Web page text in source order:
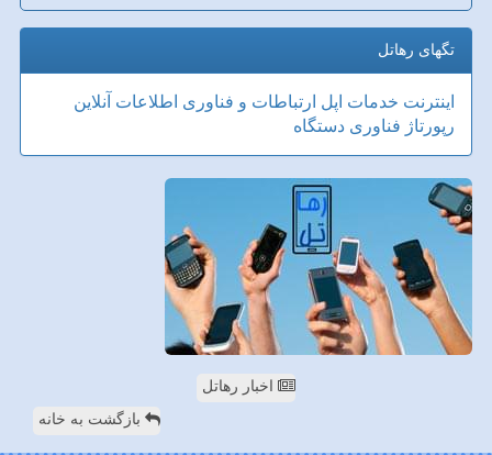
تگهای رهاتل
اینترنت خدمات اپل ارتباطات و فناوری اطلاعات آنلاین
رپورتاژ فناوری دستگاه
اخبار رهاتل
بازگشت به خانه